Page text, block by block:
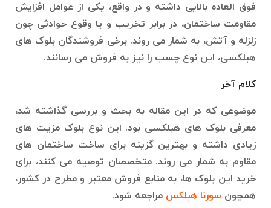
فوق العاده بالایی داشته و در واقع، یکی از عوامل افزایش
مقاومت ساختمان، در برابر تخریب و یا وقوع حوادثی چون
زلزله و آتش، به شمار می روند. برخی فروشندگان بلوک های
هبلکسی، این نوع چسب را نیز به فروش می رسانند.
کلام آخر
موضوعی که در این مقاله به بحث و بررسی گذاشته شد،
معرفی بلوک های هبلکسی بود. این نوع بلوک مزیت های
زیادی داشته و بهترین گزینه برای ساخت ساختمان های
مقاوم به شمار می روند. متخصصان توصیه می کنند، برای
خرید این بلوک ها، به منابع فروش معتبر و مطرح در کشور،
همچون سورنا هبلکس مراجعه شود.